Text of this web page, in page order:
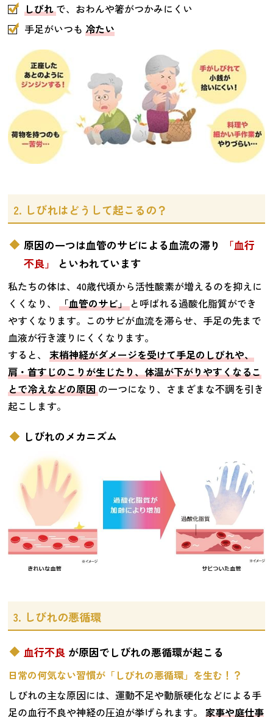
しびれで、おわんや箸がつかみにくい
手足がいつも冷たい
2. しびれはどうして起こるの？
原因の一つは血管のサビによる血流の滞り
「血行
不良」
といわれています
私たちの体は、40歳代頃から活性酸素が増えるのを抑えに
くくなり、「血管のサビ」と呼ばれる過酸化脂質ができ
やすくなります。このサビが血流を滞らせ、手足の先まで
血液が行き渡りにくくなります。
すると、末梢神経がダメージを受けて手足のしびれや、
肩・首すじのこりが生じたり、体温が下がりやすくなるこ
とで冷えなどの原因の一つになり、さまざまな不調を引き
起こします。
しびれのメカニズム
3. しびれの悪循環
血行不良 が原因でしびれの悪循環が起こる
日常の何気ない習慣が「しびれの悪循環」を生む！？
しびれの主な原因には、運動不足や動脈硬化などによる手
足の血行不良や神経の圧迫が挙げられます。家事や庭仕事